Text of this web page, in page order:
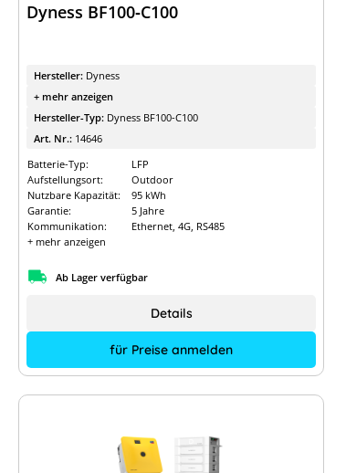
Dyness BF100‑C100
Hersteller: Dyness
+ mehr anzeigen
Hersteller-Typ: Dyness BF100-C100
Art. Nr.: 14646
Batterie-Typ:
LFP
Aufstellungsort:
Outdoor
Nutzbare Kapazität:
95 kWh
Garantie:
5 Jahre
Kommunikation:
Ethernet, 4G, RS485
+ mehr anzeigen
Ab Lager verfügbar
für Preise anmelden
Details